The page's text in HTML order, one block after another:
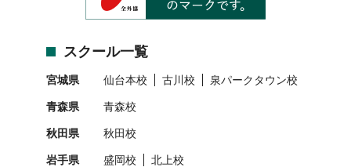
スクール一覧
宮城県 仙台本校 古川校 泉パークタウン校
青森県 青森校
秋田県 秋田校
岩手県 盛岡校 北上校